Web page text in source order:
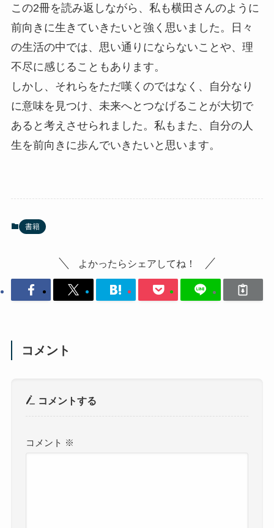
この2冊を読み返しながら、私も横田さんのように
前向きに生きていきたいと強く思いました。日々
の生活の中では、思い通りにならないことや、理
不尽に感じることもあります。
しかし、それらをただ嘆くのではなく、自分なり
に意味を見つけ、未来へとつなげることが大切で
あると考えさせられました。私もまた、自分の人
生を前向きに歩んでいきたいと思います。
書籍
よかったらシェアしてね！
コメント
コメントする
コメント ※